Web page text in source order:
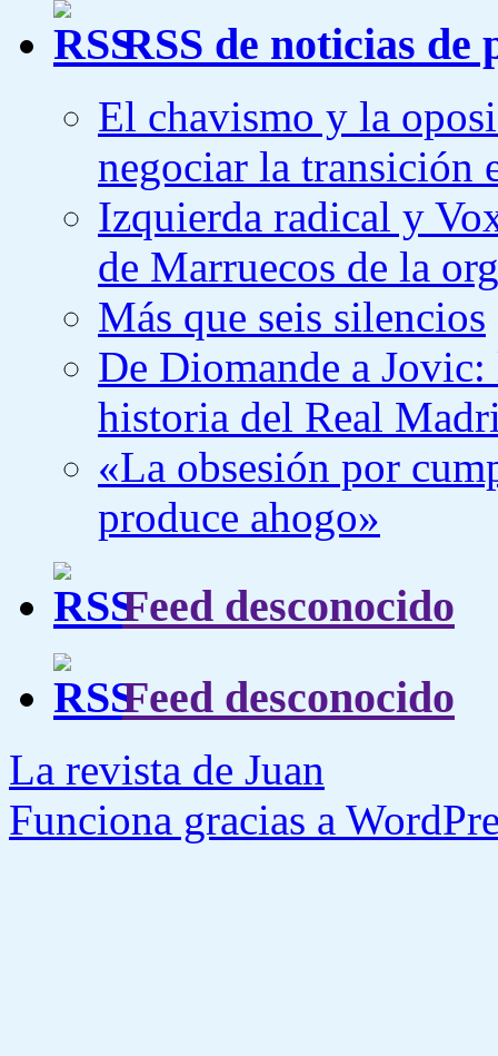
RSS de noticias de
El chavismo y la
negociar la transición
Izquierda radical y
de Marruecos de la
Más que seis silencios
De Diomande a
historia del Real
«La obsesión por
produce ahogo»
Feed desconocido
Feed desconocido
La revista de Juan
Funciona gracias a